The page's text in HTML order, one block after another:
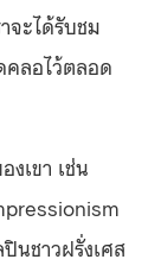
จะได้รับชม
คลอไว้ตลอด
เขา เช่น
นชาวฝรั่งเศส